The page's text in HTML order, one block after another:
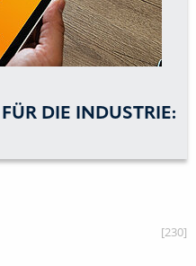
DIE INDUSTRIE:
ALS
[230]